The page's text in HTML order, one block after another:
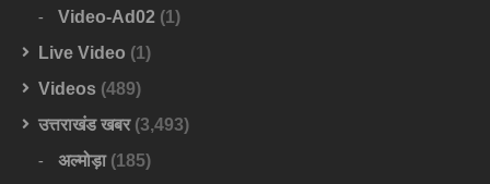
Video-Ad02 (1)
Live Video (1)
Videos (489)
उत्तराखंड खबर(3,493)
अल्मोड़ा(185)